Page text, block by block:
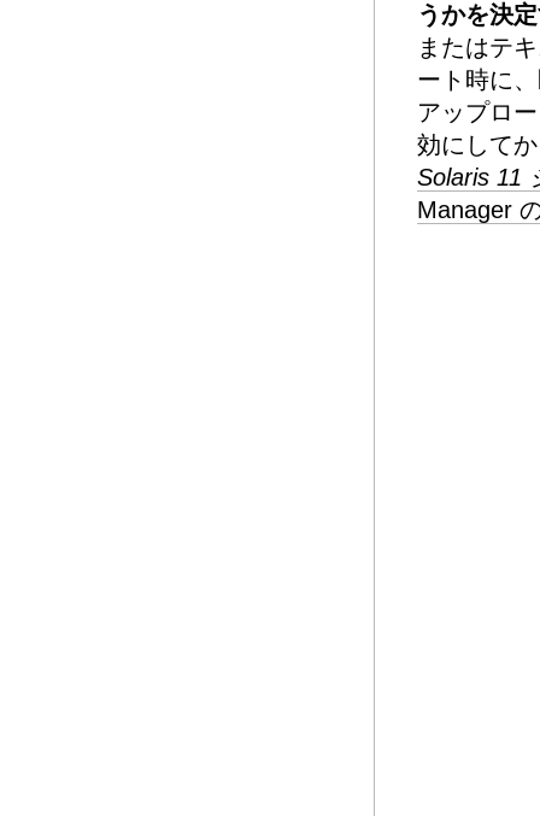
うかを決
またはテ
ート時に
アップロ
効にして
Solaris 11
Manager